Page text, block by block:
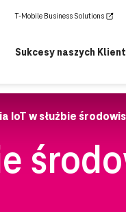
T-Mobile Business Solutions
Sukcesy naszych
IoT w służbie